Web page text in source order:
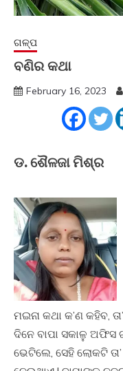
ଗଳ୍ପ
ବଣିର କଥା
February 16, 2023
ଡ. ଶୈଳଜା ମିଶ୍ର
ମଇନା କଥା କ’ଣ କହିବ,
ଦିନେ ବାପା ସକାଳୁ ଅଫିସ
ଭେଟିଲେ, ସେହି ଲୋକଟି